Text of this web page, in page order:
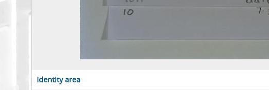
Identity area